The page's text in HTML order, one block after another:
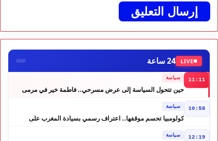
LIVE 24 ساعة
11:11 سياسة
حين تتحول السياسة إلى عرض مسرحي.. فاطمة خير في مرمى
10:58 سياسة
كولومبيا تحسم موقفها.. اعتراف رسمي بسيادة المغرب على
12:19 سياسة